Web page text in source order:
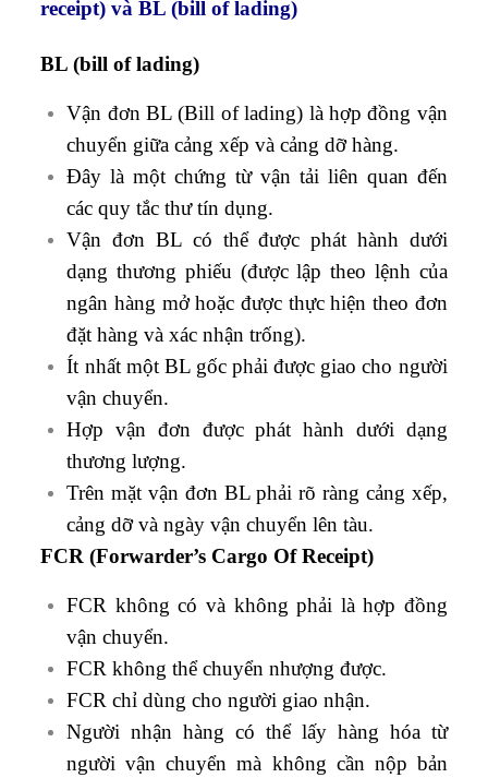
receipt) và BL (bill of lading)
BL (bill of lading)
Vận đơn BL (Bill of lading) là hợp đồng vận
chuyển giữa cảng xếp và cảng dỡ hàng.
Đây là một chứng từ vận tải liên quan đến
các quy tắc thư tín dụng.
Vận đơn BL có thể được phát hành dưới
dạng thương phiếu (được lập theo lệnh của
ngân hàng mở hoặc được thực hiện theo đơn
đặt hàng và xác nhận trống).
Ít nhất một BL gốc phải được giao cho người
vận chuyển.
Hợp vận đơn được phát hành dưới dạng
thương lượng.
Trên mặt vận đơn BL phải rõ ràng cảng xếp,
cảng dỡ và ngày vận chuyển lên tàu.
FCR (Forwarder’s Cargo Of Receipt)
FCR không có và không phải là hợp đồng
vận chuyển.
FCR không thể chuyển nhượng được.
FCR chỉ dùng cho người giao nhận.
Người nhận hàng có thể lấy hàng hóa từ
người vận chuyển mà không cần nộp bản